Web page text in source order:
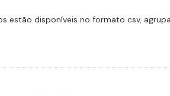
estão disponíveis no formato csv,